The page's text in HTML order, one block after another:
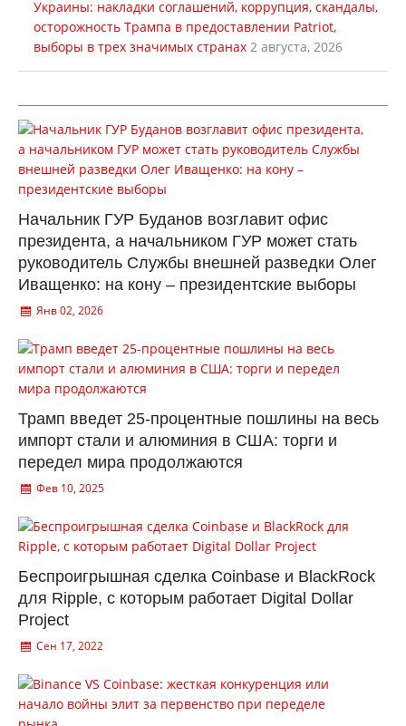
Украины: накладки соглашений, коррупция, скандалы,
осторожность Трампа в предоставлении Patriot,
выборы в трех значимых странах 2 августа, 2026
Начальник ГУР Буданов возглавит офис
президента, а начальником ГУР может стать
руководитель Службы внешней разведки Олег
Иващенко: на кону – президентские выборы
Янв 02, 2026
Трамп введет 25-процентные пошлины на весь
импорт стали и алюминия в США: торги и
передел мира продолжаются
Фев 10, 2025
Беспроигрышная сделка Coinbase и BlackRock
для Ripple, с которым работает Digital Dollar
Project
Сен 17, 2022